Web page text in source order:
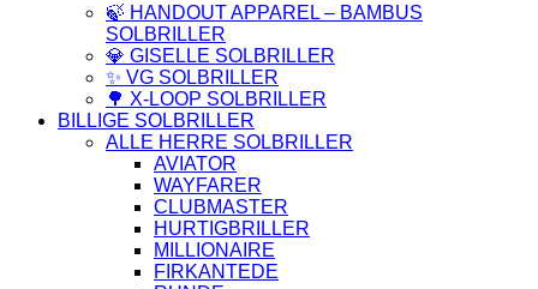
🍃 HANDOUT APPAREL – BAMBUS
SOLBRILLER
💎 GISELLE SOLBRILLER
✨ VG SOLBRILLER
🌳 X-LOOP SOLBRILLER
BILLIGE SOLBRILLER
ALLE HERRE SOLBRILLER
AVIATOR
WAYFARER
CLUBMASTER
HURTIGBRILLER
MILLIONAIRE
FIRKANTEDE